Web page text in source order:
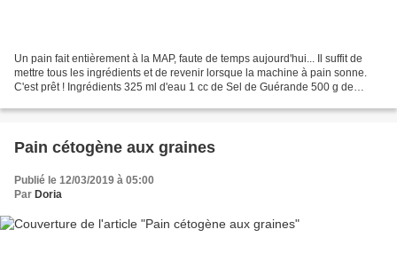
Un pain fait entièrement à la MAP, faute de temps aujourd'hui... Il suffit de
mettre tous les ingrédients et de revenir lorsque la machine à pain sonne.
C'est prêt ! Ingrédients 325 ml d'eau 1 cc de Sel de Guérande 500 g de
Pain cétogène aux graines
Publié le 12/03/2019 à 05:00
Par Doria